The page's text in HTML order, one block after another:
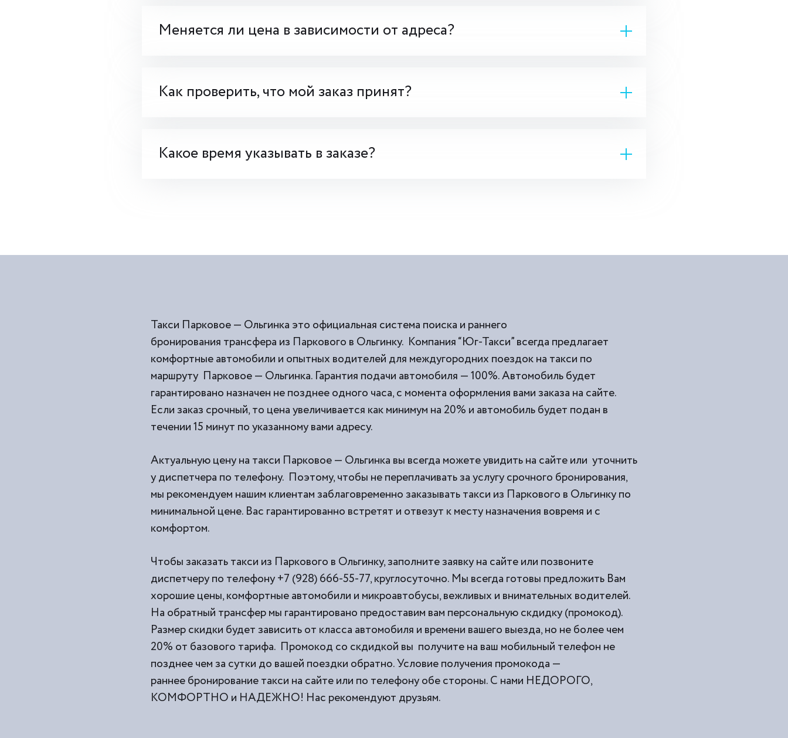
Меняется ли цена в зависимости от адреса?
Как проверить, что мой заказ принят?
Какое время указывать в заказе?
Такси Парковое — Ольгинка это официальная система поиска и раннего
бронирования трансфера из Паркового в Ольгинку. Компания “Юг-Такси” всегда предлагает
комфортные автомобили и опытных водителей для междугородних поездок на такси по
маршруту Парковое — Ольгинка. Гарантия подачи автомобиля — 100%. Автомобиль будет
гарантировано назначен не позднее одного часа, с момента оформления вами заказа на сайте.
Если заказ срочный, то цена увеличивается как минимум на 20% и автомобиль будет подан в
течении 15 минут по указанному вами адресу.
Актуальную цену на такси Парковое — Ольгинка вы всегда можете увидить на сайте или уточнить
у диспетчера по телефону. Поэтому, чтобы не переплачивать за услугу срочного бронирования,
мы рекомендуем нашим клиентам заблаговременно заказывать такси из Паркового в Ольгинку по
минимальной цене. Вас гарантированно встретят и отвезут к месту назначения вовремя и с
комфортом.
Чтобы заказать такси из Паркового в Ольгинку, заполните заявку на сайте или позвоните
диспетчеру по телефону +7 (928) 666-55-77, круглосуточно. Мы всегда готовы предложить Вам
хорошие цены, комфортные автомобили и микроавтобусы, вежливых и внимательных водителей.
На обратный трансфер мы гарантировано предоставим вам персональную скдидку (промокод).
Размер скидки будет зависить от класса автомобиля и времени вашего выезда, но не более чем
20% от базового тарифа. Промокод со скдидкой вы получите на ваш мобильный телефон не
позднее чем за сутки до вашей поездки обратно. Условие получения промокода —
раннее бронирование такси на сайте или по телефону обе стороны. С нами НЕДОРОГО,
КОМФОРТНО и НАДЕЖНО! Нас рекомендуют друзьям.